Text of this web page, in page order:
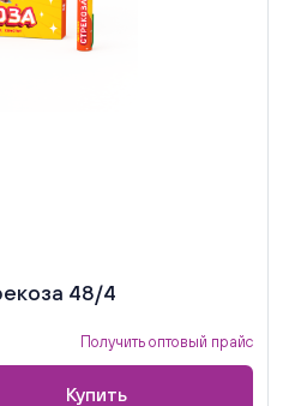
48/4
Получить оптовый прайс
Купить